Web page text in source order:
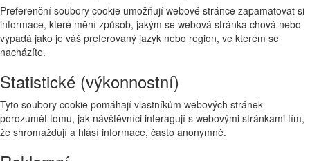
Preferenční soubory cookie umožňují webové stránce zapamatovat si
informace, které mění způsob, jakým se webová stránka chová nebo
vypadá jako je váš preferovaný jazyk nebo region, ve kterém se
nacházíte.
Statistické (výkonnostní)
Tyto soubory cookie pomáhají vlastníkům webových stránek
porozumět tomu, jak návštěvníci interagují s webovými stránkami tím,
že shromažďují a hlásí informace, často anonymně.